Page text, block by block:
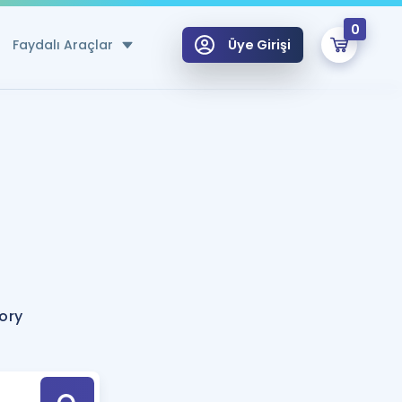
Faydalı Araçlar
Hesaplama Aracı
için Öneriler
Tek Takvimde
Üye Girişi
0
Hoca ile seni sınava hazırlayacak onlarca eğitim seni bekliyor!